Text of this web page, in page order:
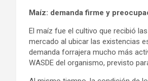
Maíz: demanda firme y
El maíz fue el cultivo que recibió
mercado al ubicar las existencias
demanda forrajera mucho más
WASDE del organismo, previsto